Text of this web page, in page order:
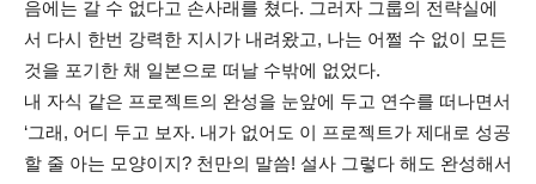
음에는 갈 수 없다고 손사래를 쳤다. 그러자 그룹의 전략실에
서 다시 한번 강력한 지시가 내려왔고, 나는 어쩔 수 없이 모든
것을 포기한 채 일본으로 떠날 수밖에 없었다.
내 자식 같은 프로젝트의 완성을 눈앞에 두고 연수를 떠나면서
‘그래, 어디 두고 보자. 내가 없어도 이 프로젝트가 제대로 성공
할 줄 아는 모양이지? 천만의 말씀! 설사 그렇다 해도 완성해서